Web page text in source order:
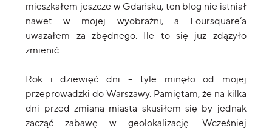
mieszkałem jeszcze w Gdańsku, ten blog nie istniał
nawet w mojej wyobraźni, a Foursquare’a
uważałem za zbędnego. Ile to się już zdążyło
zmienić…
Rok i dziewięć dni – tyle minęło od mojej
przeprowadzki do Warszawy. Pamiętam, że na kilka
dni przed zmianą miasta skusiłem się by jednak
zacząć zabawę w geolokalizację. Wcześniej